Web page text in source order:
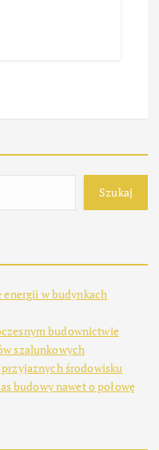
Szukaj
w budynkach
budownictwie
szalunkowych
środowisku
budowy nawet o połowę